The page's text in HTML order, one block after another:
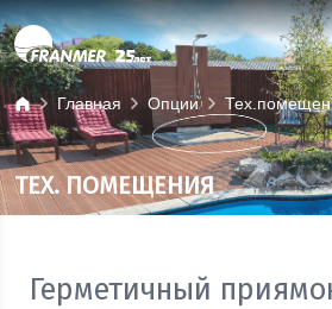
Главная Опции
ТЕХ. ПОМЕЩЕНИЯ
Герметичный